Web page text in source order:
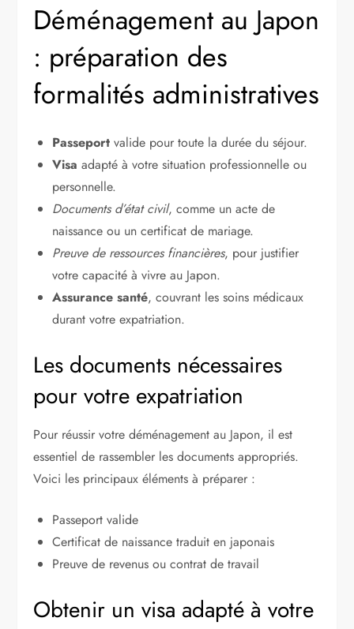
Déménagement au Japon
: préparation des
formalités administratives
Passeport valide pour toute la durée du séjour.
Visa adapté à votre situation professionnelle ou
personnelle.
Documents d’état civil, comme un acte de
naissance ou un certificat de mariage.
Preuve de ressources financières, pour justifier
votre capacité à vivre au Japon.
Assurance santé, couvrant les soins médicaux
durant votre expatriation.
Les documents nécessaires
pour votre expatriation
Pour réussir votre déménagement au Japon, il est
essentiel de rassembler les documents appropriés.
Voici les principaux éléments à préparer :
Passeport valide
Certificat de naissance traduit en japonais
Preuve de revenus ou contrat de travail
Obtenir un visa adapté à votre